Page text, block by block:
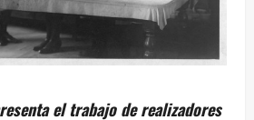
el trabajo de realizadores